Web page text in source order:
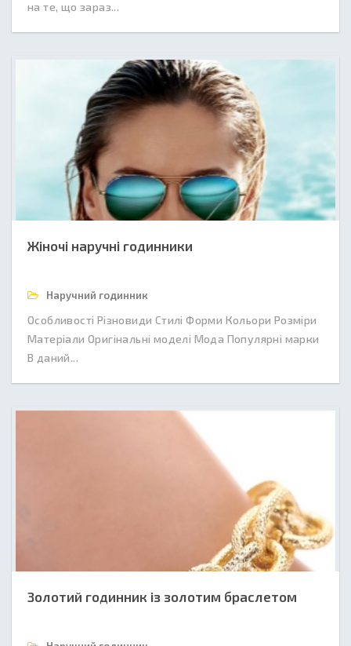
на те, що зараз...
Жіночі наручні годинники
Наручний годинник
Особливості Різновиди Стилі Форми Кольори Розміри
Матеріали Оригінальні моделі Мода Популярні марки
В даний...
Золотий годинник із золотим браслетом